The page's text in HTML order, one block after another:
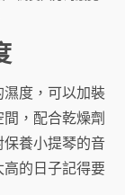
度，可以加裝
，配合乾燥劑
保養小提琴的音
的日子記得要